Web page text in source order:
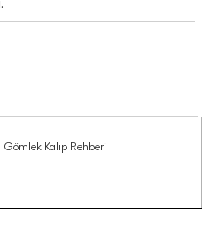
Gömlek Kalıp Rehberi